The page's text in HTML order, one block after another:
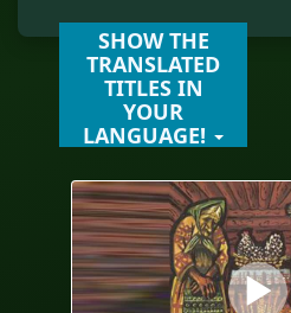
SHOW THE
TRANSLATED
TITLES IN
YOUR
LANGUAGE!